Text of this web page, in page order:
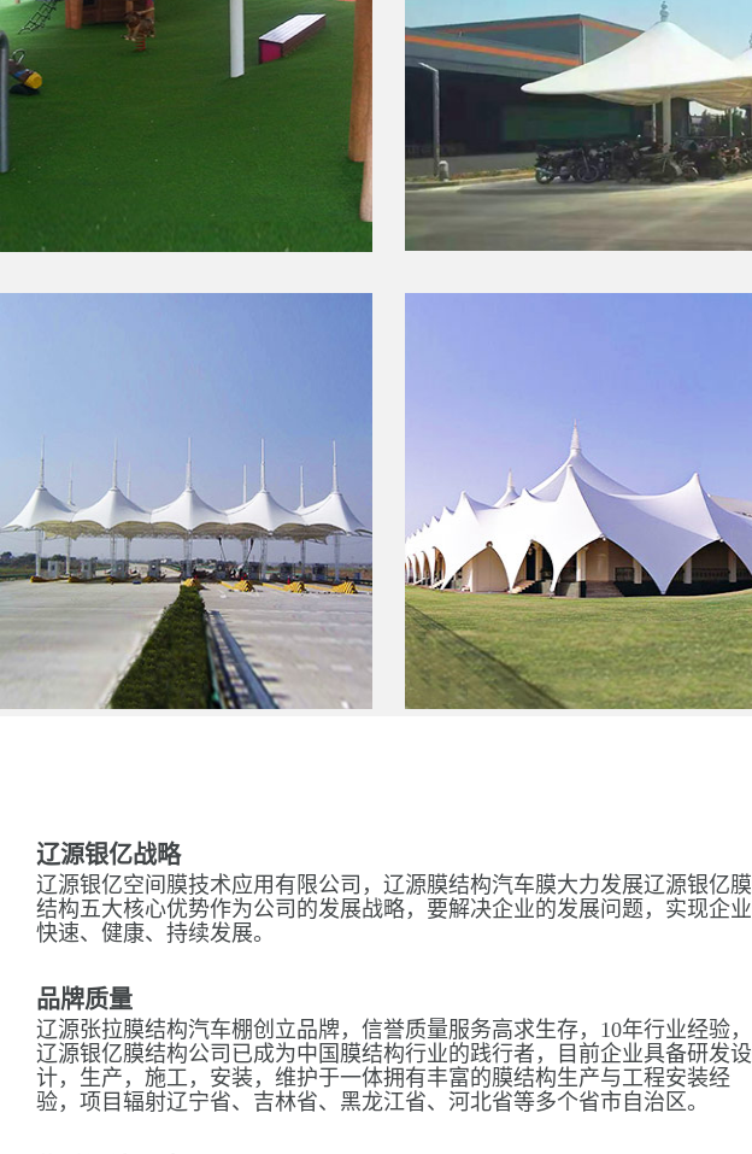
辽源银亿战略
辽源银亿空间膜技术应用有限公司，辽源膜结构汽车膜大力发展辽源银亿膜
结构五大核心优势作为公司的发展战略，要解决企业的发展问题，实现企业
快速、健康、持续发展。
品牌质量
辽源张拉膜结构汽车棚创立品牌，信誉质量服务高求生存，10年行业经验，
辽源银亿膜结构公司已成为中国膜结构行业的践行者，目前企业具备研发设
计，生产，施工，安装，维护于一体拥有丰富的膜结构生产与工程安装经
验，项目辐射辽宁省、吉林省、黑龙江省、河北省等多个省市自治区。